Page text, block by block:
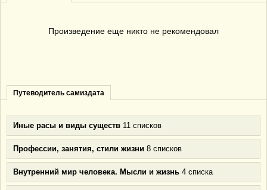
Произведение еще никто не рекомендовал
Путеводитель самиздата
Иные расы и виды существ 11 списков
Профессии, занятия, стили жизни 8 списков
Внутренний мир человека. Мысли и жизнь 4 списка